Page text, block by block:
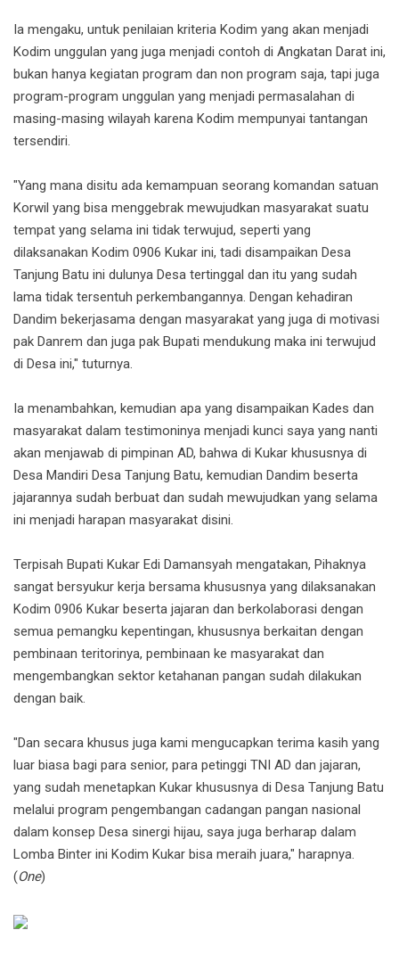
Ia mengaku, untuk penilaian kriteria Kodim yang akan menjadi
Kodim unggulan yang juga menjadi contoh di Angkatan Darat ini,
bukan hanya kegiatan program dan non program saja, tapi juga
program-program unggulan yang menjadi permasalahan di
masing-masing wilayah karena Kodim mempunyai tantangan
tersendiri.
"Yang mana disitu ada kemampuan seorang komandan satuan
Korwil yang bisa menggebrak mewujudkan masyarakat suatu
tempat yang selama ini tidak terwujud, seperti yang
dilaksanakan Kodim 0906 Kukar ini, tadi disampaikan Desa
Tanjung Batu ini dulunya Desa tertinggal dan itu yang sudah
lama tidak tersentuh perkembangannya. Dengan kehadiran
Dandim bekerjasama dengan masyarakat yang juga di motivasi
pak Danrem dan juga pak Bupati mendukung maka ini terwujud
di Desa ini," tuturnya.
Ia menambahkan, kemudian apa yang disampaikan Kades dan
masyarakat dalam testimoninya menjadi kunci saya yang nanti
akan menjawab di pimpinan AD, bahwa di Kukar khususnya di
Desa Mandiri Desa Tanjung Batu, kemudian Dandim beserta
jajarannya sudah berbuat dan sudah mewujudkan yang selama
ini menjadi harapan masyarakat disini.
Terpisah Bupati Kukar Edi Damansyah mengatakan, Pihaknya
sangat bersyukur kerja bersama khususnya yang dilaksanakan
Kodim 0906 Kukar beserta jajaran dan berkolaborasi dengan
semua pemangku kepentingan, khususnya berkaitan dengan
pembinaan teritorinya, pembinaan ke masyarakat dan
mengembangkan sektor ketahanan pangan sudah dilakukan
dengan baik.
"Dan secara khusus juga kami mengucapkan terima kasih yang
luar biasa bagi para senior, para petinggi TNI AD dan jajaran,
yang sudah menetapkan Kukar khususnya di Desa Tanjung Batu
melalui program pengembangan cadangan pangan nasional
dalam konsep Desa sinergi hijau, saya juga berharap dalam
Lomba Binter ini Kodim Kukar bisa meraih juara," harapnya.
(One)